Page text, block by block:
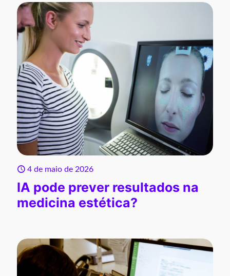
4 de maio de 2026
IA pode prever resultados na
medicina estética?